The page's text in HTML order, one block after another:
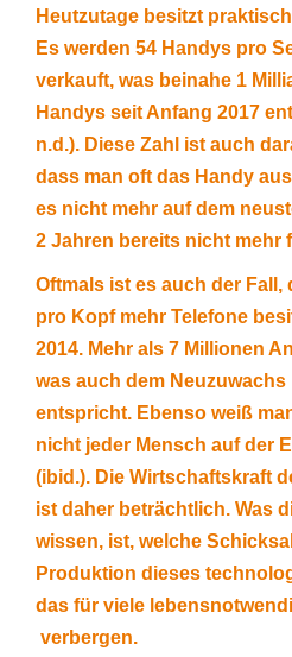
Heutzutage besitzt
Es werden 54 Handys pro
verkauft, was beinahe 1
Handys seit Anfang 2017
n.d.). Diese Zahl ist auch
dass man oft das Handy
es nicht mehr auf dem
2 Jahren bereits nicht mehr
Oftmals ist es auch der Fall,
pro Kopf mehr Telefone
2014. Mehr als 7 Millionen
was auch dem
entspricht. Ebenso weiß
nicht jeder Mensch auf der
(ibid.). Die Wirtschaftskraft
ist daher beträchtlich. Was
wissen, ist, welche
Produktion dieses
das für viele
verbergen.